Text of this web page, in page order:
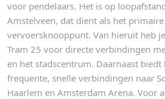
voor pendelaars. Het is op
Amstelveen, dat dient als het
vervoersknooppunt. Van hieruit heb
Tram 25 voor directe verbindingen
en het stadscentrum. Daarnaast
frequente, snelle verbindingen naar
Haarlem en Amsterdam Arena. Voor